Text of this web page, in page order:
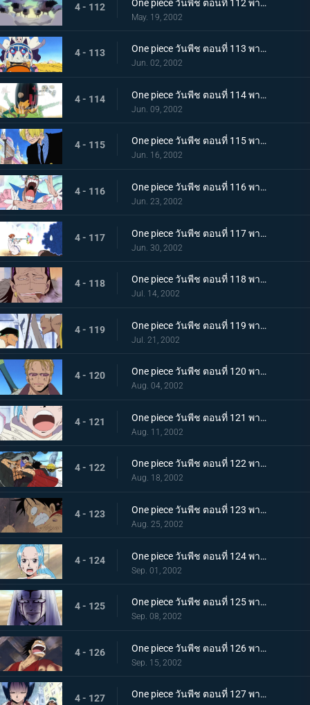
4 - 112 One piece วันพีช ตอนที่ 112 พากย์ไทย คณะปฏิวัติ ปะทะ ทหารรักษาอาณาจักร..ศึกตัดสินที่ "อัลบาน่า"
May. 19, 2002
4 - 113 One piece วันพีช ตอนที่ 113 พากย์ไทย อัลบาน่าตกอยู่ในวิกฤต..ศึกนองเลือดของหัวหน้ากาลู
Jun. 02, 2002
4 - 114 One piece วันพีช ตอนที่ 114 พากย์ไทย สาบานต่อความฝันของเพื่อน..ศึกตัดสินที่เนินตัวตุ่นเมืองเบอร์สี่
Jun. 09, 2002
4 - 115 One piece วันพีช ตอนที่ 115 พากย์ไทย สุดยอดการแสดงวันนี้ มอนตาคิวเลียนแบบ
Jun. 16, 2002
4 - 116 One piece วันพีช ตอนที่ 116 พากย์ไทย แปลงร่างเป็นเพื่อน เพลงหมัดกะเทยของบอนเคร
Jun. 23, 2002
4 - 117 One piece วันพีช ตอนที่ 117 พากย์ไทย ระวังลมหมุนของนามิให้ดี..ระเบิดกระบองคุริมะ
Jun. 30, 2002
4 - 118 One piece วันพีช ตอนที่ 118 พากย์ไทย ความลับที่สืบทอดกันมาในหมู่ราชา อาวุธโบราณ "พูลตัน"
Jul. 14, 2002
4 - 119 One piece วันพีช ตอนที่ 119 พากย์ไทย ความลับของความจริง..ลมหายใจของสรรพสิ่งและพลังที่ตัดเหล็ก
Jul. 21, 2002
4 - 120 One piece วันพีช ตอนที่ 120 พากย์ไทย การต่อสู้สิ้นสุดลง โคซ่ายอมยกธงขาว!
Aug. 04, 2002
4 - 121 One piece วันพีช ตอนที่ 121 พากย์ไทย หนทางแห่งเสียงของวีวี่ วีรสตรีร่ายรำลงมาแล้ว
Aug. 11, 2002
4 - 122 One piece วันพีช ตอนที่ 122 พากย์ไทย ศึกตัดสินครั้งที่ 2 จระเข้ทราย ปะทะ ลูฟี่ร่างน้ำ
Aug. 18, 2002
4 - 123 One piece วันพีช ตอนที่ 123 พากย์ไทย ไอ้จระเข้โฉด ลูฟี่มุ่งหน้าไปสู่สุสานของราชวงศ์สิ
Aug. 25, 2002
4 - 124 One piece วันพีช ตอนที่ 124 พากย์ไทย บุกสู่ช่วงเวลาแห่งฝันร้าย ที่นี่คือฐานทัพลับของกลุ่มเม็ดทราย!
Sep. 01, 2002
4 - 125 One piece วันพีช ตอนที่ 125 พากย์ไทย ปีกแห่งเกียรติยศ นามของข้าคือทหารรักษาอาณาจักร เปรู!
Sep. 08, 2002
4 - 126 One piece วันพีช ตอนที่ 126 พากย์ไทย ฝ่าไปให้ถึง วันที่ฝนจะตกลงสู่อลาบัสต้า!
Sep. 15, 2002
4 - 127 One piece วันพีช ตอนที่ 127 พากย์ไทย ลาก่อนอาวุธทั้งหลาย! โจรสลัดกับความยุติธรรมที่มีอยู่น้อยนิด!